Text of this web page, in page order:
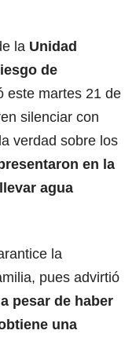
la Unidad
de
este martes 21 de
silenciar con
verdad sobre los
en la
agua
la
pues advirtió
pesar de haber
una